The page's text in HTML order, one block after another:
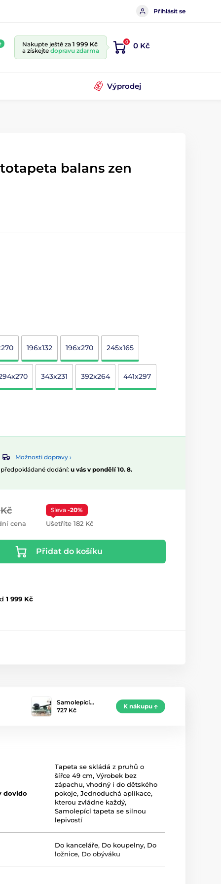
Přihlásit se
Nakupte ještě za 1 999 Kč
a získejte dopravu zdarma
0 0 Kč
Výprodej
balans zen
196x132 196x270 245x165
343x231 392x264 441x297
Možnosti dopravy ›
dodání: u vás v pondělí 10. 8.
cena
Sleva -20%
Ušetříte 182 Kč
Přidat do košíku
1 999 Kč
Samolepící…
727 Kč
K nákupu
dovido
Tapeta se skládá z pruhů o
šířce 49 cm,Výrobek bez
zápachu, vhodný i do dětského
pokoje,Jednoduchá aplikace,
kterou zvládne každý,
Samolepící tapeta se silnou
lepivostí
Do kanceláře, Do koupelny, Do
ložnice, Do obýváku